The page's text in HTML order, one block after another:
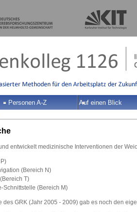
Personen A-Z Auf einen Blick
entwickelt medizinische Interventionen der
(Bereich N)
T)
Schnittstelle (Bereich M)
des GRK (Jahr 2005 - 2009) gab es noch den